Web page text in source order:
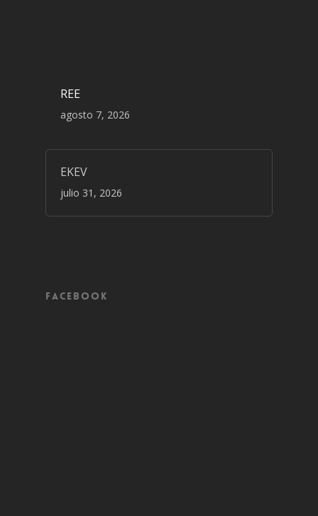
REE
agosto 7, 2026
EKEV
julio 31, 2026
Facebook